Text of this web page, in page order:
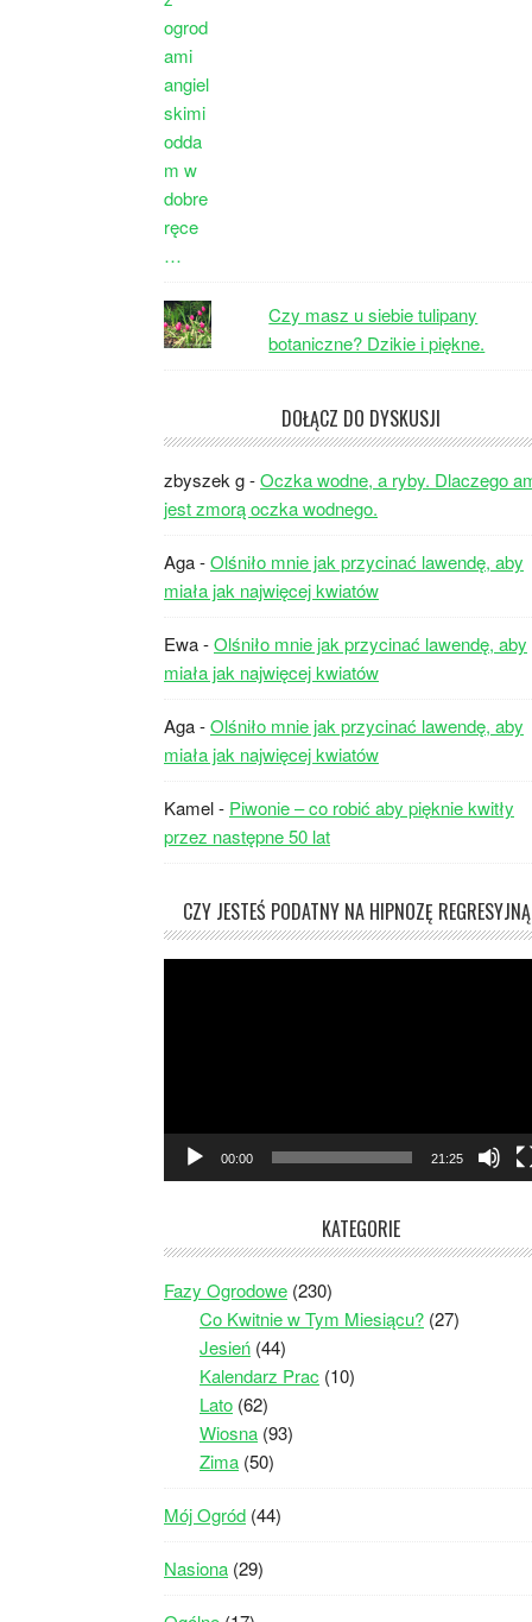
Czy masz u siebie tulipany
botaniczne? Dzikie i piękne.
DOŁĄCZ DO DYSKUSJI
zbyszek g-Oczka wodne, a ryby. Dlaczego
jest zmorą oczka wodnego.
Aga-Olśniło mnie jak przycinać lawendę, aby
miała jak najwięcej kwiatów
Ewa-Olśniło mnie jak przycinać lawendę, aby
miała jak najwięcej kwiatów
Aga-Olśniło mnie jak przycinać lawendę, aby
miała jak najwięcej kwiatów
Kamel- Piwonie – co robić aby pięknie kwitły
przez następne 50 lat
CZY JESTEŚ PODATNY NA HIPNOZĘ
00:00 21:25
KATEGORIE
Fazy Ogrodowe (230)
Co Kwitnie w Tym Miesiącu? (27)
Jesień (44)
Kalendarz Prac (10)
Lato (62)
Wiosna (93)
Zima (50)
Mój Ogród (44)
Nasiona (29)